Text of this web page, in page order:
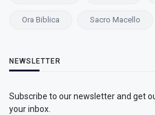
Ora Biblica Sacro Macello
NEWSLETTER
Subscribe to our newsletter and get
your inbox.